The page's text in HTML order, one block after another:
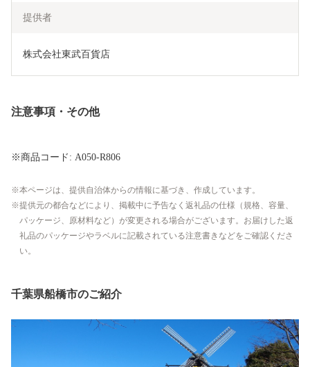
提供者
株式会社東武百貨店
注意事項・その他
※商品コード: A050-R806
本ページは、提供自治体からの情報に基づき、作成しています。
提供元の都合などにより、掲載中に予告なく返礼品の仕様（規格、容量、
パッケージ、原材料など）が変更される場合がございます。お届けした返
礼品のパッケージやラベルに記載されている注意書きなどをご確認くださ
い。
千葉県船橋市のご紹介